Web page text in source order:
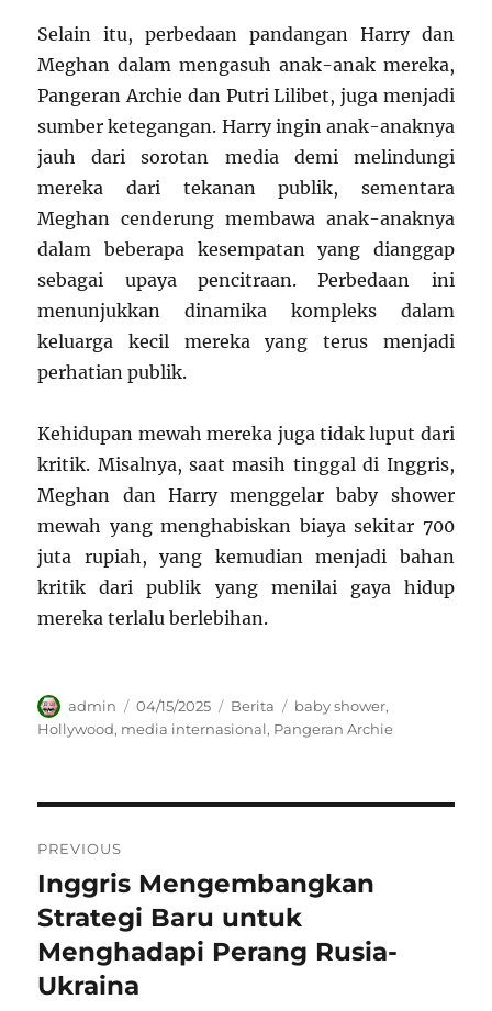
Selain itu, perbedaan pandangan Harry dan
Meghan dalam mengasuh anak-anak mereka,
Pangeran Archie dan Putri Lilibet, juga menjadi
sumber ketegangan. Harry ingin anak-anaknya
jauh dari sorotan media demi melindungi
mereka dari tekanan publik, sementara
Meghan cenderung membawa anak-anaknya
dalam beberapa kesempatan yang dianggap
sebagai upaya pencitraan. Perbedaan ini
menunjukkan dinamika kompleks dalam
keluarga kecil mereka yang terus menjadi
perhatian publik.
Kehidupan mewah mereka juga tidak luput dari
kritik. Misalnya, saat masih tinggal di Inggris,
Meghan dan Harry menggelar baby shower
mewah yang menghabiskan biaya sekitar 700
juta rupiah, yang kemudian menjadi bahan
kritik dari publik yang menilai gaya hidup
mereka terlalu berlebihan.
Author
admin
Posted
on
04/15/2025 Categories
Berita Tags
baby shower,
Hollywood, media internasional, Pangeran Archie
pos
PREVIOUS
Previous
post:
Inggris Mengembangkan
Strategi Baru untuk
Menghadapi Perang Rusia-
Ukraina